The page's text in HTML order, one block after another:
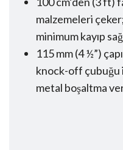
malzemeleri
minimum kayıp
115 mm (4 ½”)
knock-off çubuğu
metal boşaltma